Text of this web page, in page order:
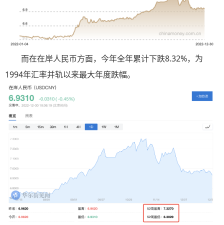
而在在岸人民币方面，今年全年累计下跌8.32%，为
1994年汇率并轨以来最大年度跌幅。